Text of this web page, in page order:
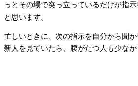
っとその場で突っ立っているだけが指
と思います。
忙しいときに、次の指示を自分から聞
新人を見ていたら、腹がたつ人も少なか